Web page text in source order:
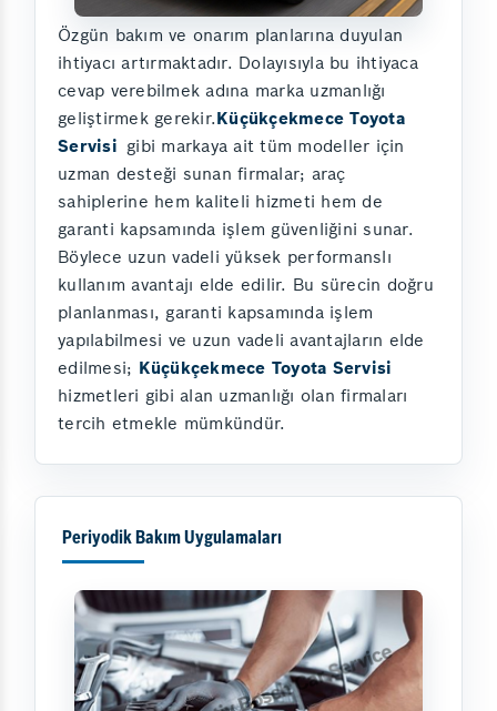
Özgün bakım ve onarım planlarına duyulan
ihtiyacı artırmaktadır. Dolayısıyla bu ihtiyaca
cevap verebilmek adına marka uzmanlığı
geliştirmek gerekir.Küçükçekmece Toyota
Servisi gibi markaya ait tüm modeller için
uzman desteği sunan firmalar; araç
sahiplerine hem kaliteli hizmeti hem de
garanti kapsamında işlem güvenliğini sunar.
Böylece uzun vadeli yüksek performanslı
kullanım avantajı elde edilir. Bu sürecin doğru
planlanması, garanti kapsamında işlem
yapılabilmesi ve uzun vadeli avantajların elde
edilmesi; Küçükçekmece Toyota Servisi
hizmetleri gibi alan uzmanlığı olan firmaları
tercih etmekle mümkündür.
Periyodik Bakım Uygulamaları